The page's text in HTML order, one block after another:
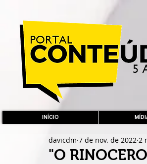
INÍCIO
"O
davicdm 7 de nov. de 2022 2